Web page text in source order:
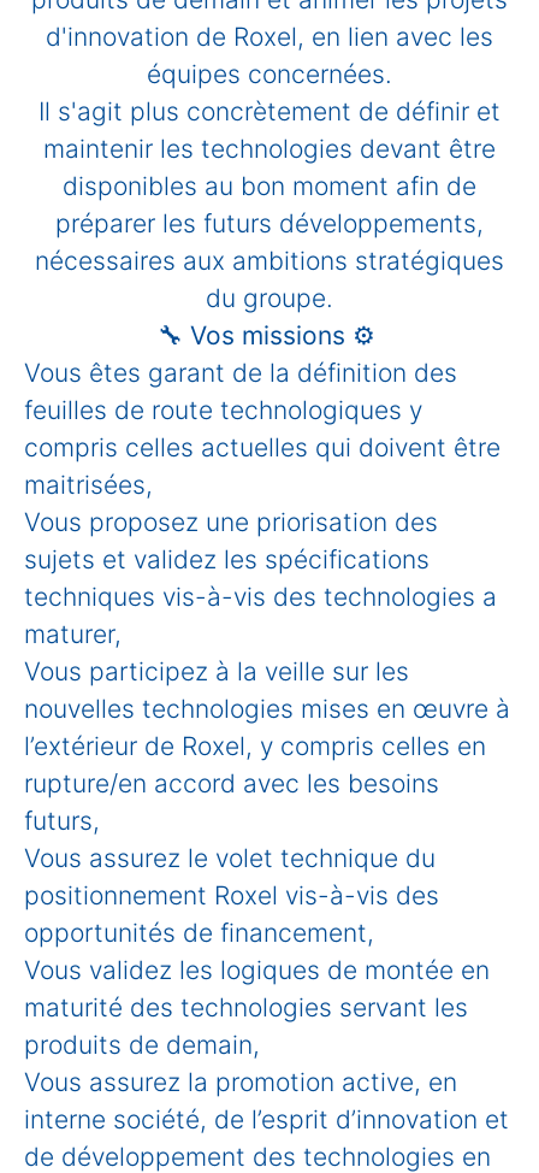
d'innovation de Roxel, en lien avec les
équipes concernées.
Il s'agit plus concrètement de définir et
maintenir les technologies devant être
disponibles au bon moment afin de
préparer les futurs développements,
nécessaires aux ambitions stratégiques
du groupe.
🔧 Vos missions ⚙️
Vous êtes garant de la définition des
feuilles de route technologiques y
compris celles actuelles qui doivent être
maitrisées,
Vous proposez une priorisation des
sujets et validez les spécifications
techniques vis-à-vis des technologies a
maturer,
Vous participez à la veille sur les
nouvelles technologies mises en œuvre à
l’extérieur de Roxel, y compris celles en
rupture/en accord avec les besoins
futurs,
Vous assurez le volet technique du
positionnement Roxel vis-à-vis des
opportunités de financement,
Vous validez les logiques de montée en
maturité des technologies servant les
produits de demain,
Vous assurez la promotion active, en
interne société, de l’esprit d’innovation et
de développement des technologies en